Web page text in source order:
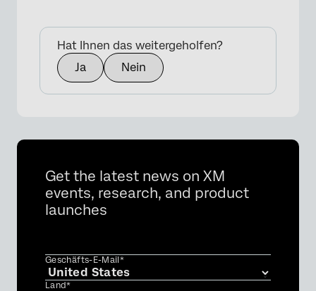
×
Hat Ihnen das weitergeholfen?
Ja
Nein
Get the latest news on XM
events, research, and product
launches
Geschäfts-E-Mail*
Land*